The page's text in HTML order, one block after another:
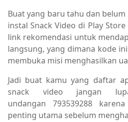
Buat yang baru tahu dan
instal Snack Video di Play
link rekomendasi untuk
langsung, yang dimana kode
membuka misi menghasilkan
Jadi buat kamu yang daftar
snack video jangan
undangan 793539288
penting utama sebelum